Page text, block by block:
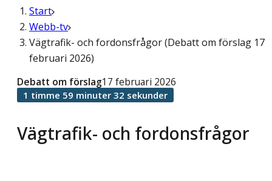
Start
Webb-tv
Vägtrafik- och fordonsfrågor (Debatt om förslag 17
februari 2026)
Vägtrafik- och fordonsfrågor
Debatt om förslag17 februari 2026
1 timme 59 minuter 32 sekunder